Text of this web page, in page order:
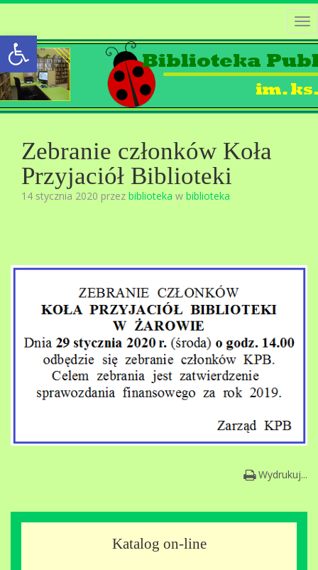
Open toolbar
Zebranie członków Koła
Przyjaciół Biblioteki
14 stycznia 2020 przez biblioteka w biblioteka
Wydrukuj...
Katalog on-line